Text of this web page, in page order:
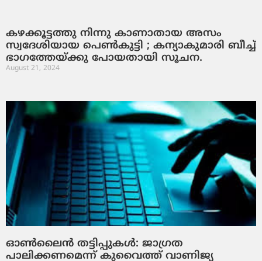
കഴക്കൂട്ടത്തു നിന്നു കാണാതായ അസം
സ്വദേശിയായ പെൺകുട്ടി ; കന്യാകുമാരി ബീച്ച്
ഭാഗത്തേയ്ക്കു പോയതായി സൂചന.
August 21, 2024
ഓണ്‍ലൈന്‍ തട്ടിപ്പുകള്‍: ജാഗ്രത
പാലിക്കണമെന്ന് കുവൈത്ത് വാണിജ്യ